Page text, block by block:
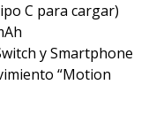
C para cargar)
y Smartphone
“Motion